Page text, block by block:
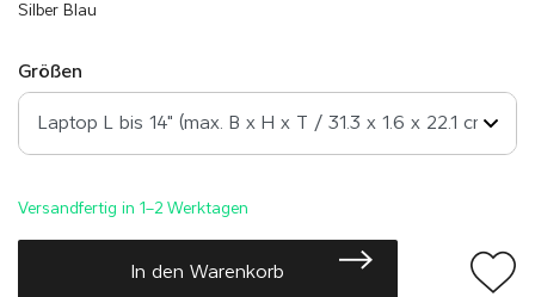
Silber Blau
Größen
Versandfertig in 1–2 Werktagen
In den Warenkorb